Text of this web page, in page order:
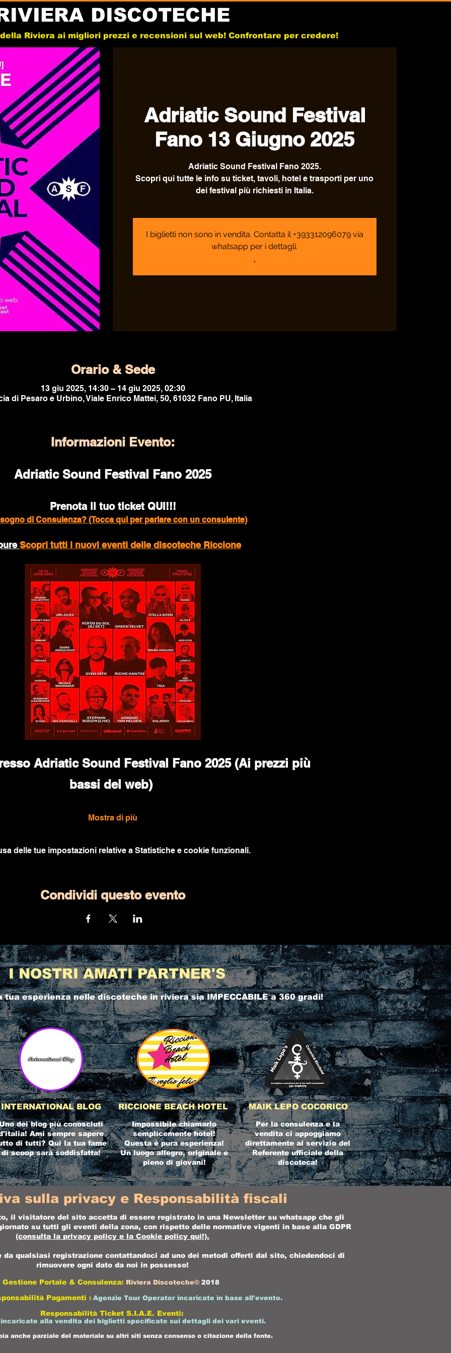
DISCOTECHE
Riviera ai migliori prezzi e recensioni sul web! Confrontare per credere!
Adriatic Sound Festival
Fano 13 Giugno 2025
Adriatic Sound Festival Fano 2025.
Scopri qui tutte le info su ticket, tavoli, hotel e trasporti per uno
dei festival più richiesti in Italia.
I biglietti non sono in vendita. Contatta il +393312096079 via
whatsapp per i dettagli.
.
Orario & Sede
13 giu 2025, 14:30 – 14 giu 2025, 02:30
di Pesaro e Urbino, Viale Enrico Mattei, 50, 61032 Fano PU, Italia
Informazioni Evento:
Adriatic Sound Festival Fano 2025
Prenota il tuo ticket QUI!!!
di Consulenza? (Tocca qui per parlare con un consulente)
Scopri tutti i nuovi eventi delle discoteche Riccione
Adriatic Sound Festival Fano 2025 (Ai prezzi più
bassi del web)
Mostra di più
delle tue impostazioni relative a Statistiche e cookie funzionali.
Condividi questo evento
I NOSTRI AMATI PARTNER'S
tua esperienza nellediscoteche in rivierasia IMPECCABILE a 360 gradi!
INTERNATIONAL BLOG
dei blog più conosciuti
Ami sempre sapere
di tutti? Qui la tua fame
di scoop sarà soddisfatta!
RICCIONE BEACH HOTEL
Impossibile chiamarlo
semplicemente hotel!
Questa è pura esperienza!
Un luogo allegro, originale e
pieno di giovani!
MAIK LEPO COCORICO
Per la consulenza e la
vendita ci appoggiamo
direttamente al servizio del
Referente ufficiale della
discoteca!
sulla privacy e Responsabilità fiscali
il visitatore del sito accetta di essere registrato in una Newsletter su whatsapp che gli
su tutti gli eventi della zona, con rispetto delle normative vigenti in base alla GDPR
(consulta la privacy policy e la Cookie policy qui!).
da qualsiasi registrazione contattandoci ad uno dei metodi offerti dal sito, chiedendoci di
rimuovere ogni dato da noi in possesso!
Gestione Portale & Consulenza: Riviera Discoteche© 2018
Pagamenti : Agenzie Tour Operator incaricate in base all'evento.
Responsabilità Ticket S.I.A.E. Eventi:
alla vendita dei biglietti specificate sui dettagli dei vari eventi.
anche parziale del materiale su altri siti senza consenso o citazione della fonte.